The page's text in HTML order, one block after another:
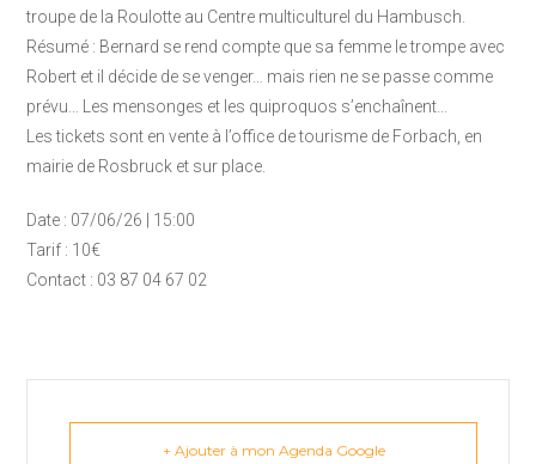
troupe de la Roulotte au Centre multiculturel du Hambusch.
Résumé : Bernard se rend compte que sa femme le trompe avec
Robert et il décide de se venger… mais rien ne se passe comme
prévu… Les mensonges et les quiproquos s’enchaînent…
Les tickets sont en vente à l’office de tourisme de Forbach, en
mairie de Rosbruck et sur place.
Date : 07/06/26 | 15:00
Tarif : 10€
Contact : 03 87 04 67 02
+ Ajouter à mon Agenda Google